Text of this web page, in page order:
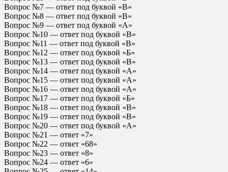
Вопрос №7 — ответ под буквой «В»
Вопрос №8 — ответ под буквой «В»
Вопрос №9 — ответ под буквой «А»
Вопрос №10 — ответ под буквой «В»
Вопрос №11 — ответ под буквой «В»
Вопрос №12 — ответ под буквой «Б»
Вопрос №13 — ответ под буквой «В»
Вопрос №14 — ответ под буквой «А»
Вопрос №15 — ответ под буквой «А»
Вопрос №16 — ответ под буквой «А»
Вопрос №17 — ответ под буквой «Б»
Вопрос №18 — ответ под буквой «В»
Вопрос №19 — ответ под буквой «В»
Вопрос №20 — ответ под буквой «А»
Вопрос №21 — ответ «7»
Вопрос №22 — ответ «68»
Вопрос №23 — ответ «8»
Вопрос №24 — ответ «6»